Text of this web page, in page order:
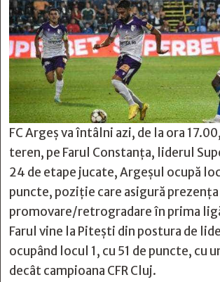
FC Argeș va întâlni azi, de la ora
teren, pe Farul Constanța, liderul
24 de etape jucate, Argeșul ocupă
puncte, poziție care asigură
promovare/retrogradare în prima
Farul vine la Pitești din postura de
ocupând locul 1, cu 51 de puncte, cu
decât campioana CFR Cluj.